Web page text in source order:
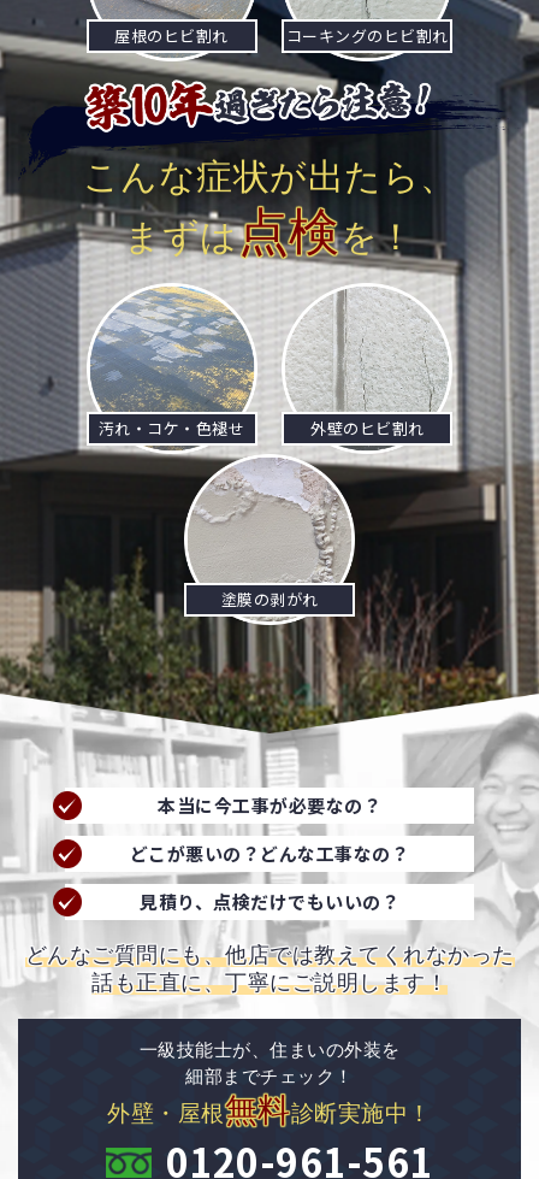
屋根のヒビ割れ コーキングのヒビ割れ
こんな症状が出たら、
まずは点検を！
汚れ・コケ・色褪せ 外壁のヒビ割れ
塗膜の剥がれ
本当に今工事が必要なの？
どこが悪いの？どんな工事なの？
見積り、点検だけでもいいの？
どんなご質問にも、他店では教えてくれなかった
話も正直に、丁寧にご説明します！
一級技能士が、住まいの外装を
細部までチェック！
外壁・屋根無料診断実施中！
0120-961-561